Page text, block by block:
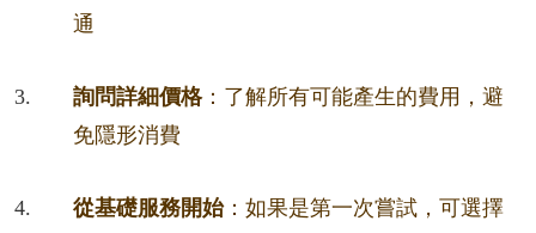
通
詢問詳細價格：了解所有可能產生的費用，避
免隱形消費
從基礎服務開始：如果是第一次嘗試，可選擇